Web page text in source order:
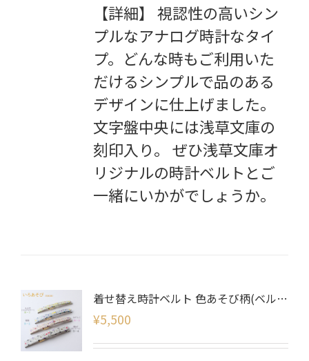
【詳細】 視認性の高いシン
プルなアナログ時計なタイ
プ。どんな時もご利用いた
だけるシンプルで品のある
デザインに仕上げました。
文字盤中央には浅草文庫の
刻印入り。 ぜひ浅草文庫オ
リジナルの時計ベルトとご
一緒にいかがでしょうか。
着せ替え時計ベルト 色あそび柄(ベルトのみ)
¥5,500